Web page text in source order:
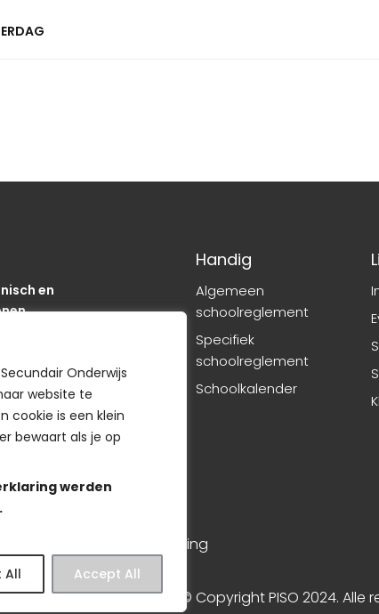
Onderwijs
website te
cookie is een klein
bewaart als je op
werden
All Accept All
en
school uniek in de
om onze sancties om
Handig
Algemeen
schoolreglement
Specifiek
schoolreglement
Schoolkalender
Privacyverklaring
© Copyright PISO 2024.